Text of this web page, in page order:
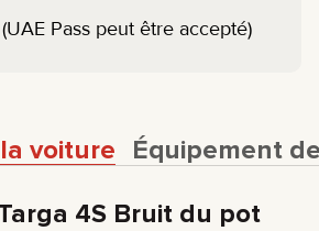
Pass peut être accepté)
voiture
Équipement
4S Bruit du pot